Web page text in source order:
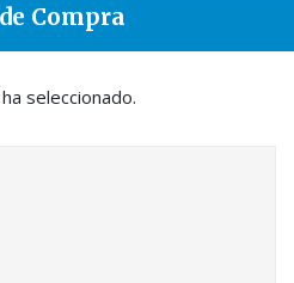
Écfrasis, exemplum,
enárgeia
29,00€
Compra
seleccionado.